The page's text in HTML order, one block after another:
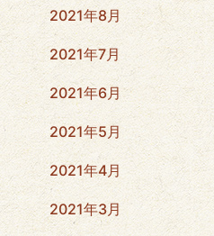
2021年8月
2021年7月
2021年6月
2021年5月
2021年4月
2021年3月